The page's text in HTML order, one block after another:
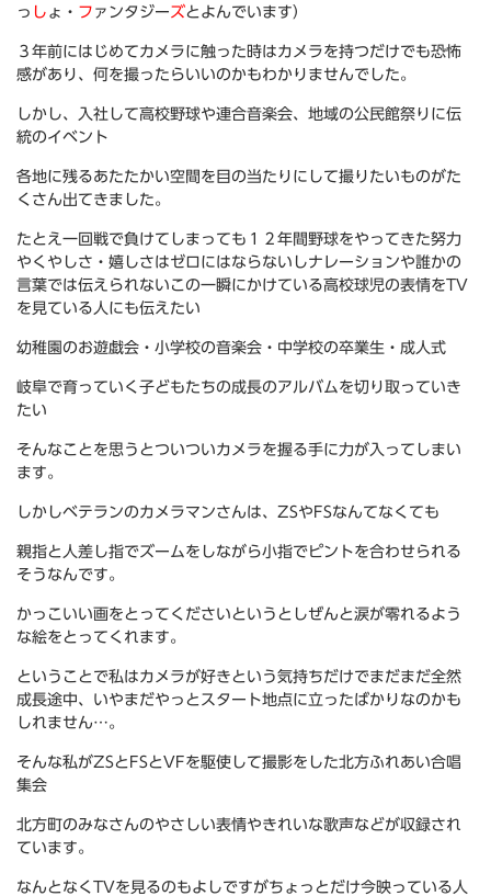
っ し ょ・ フ ァンタジーズとよんでいます）
３年前にはじめてカメラに触った時はカメラを持つだけでも恐怖
感があり、何を撮ったらいいのかもわかりませんでした。
しかし、入社して高校野球や連合音楽会、地域の公民館祭りに伝
統のイベント
各地に残るあたたかい空間を目の当たりにして撮りたいものがた
くさん出てきました。
たとえ一回戦で負けてしまっても１２年間野球をやってきた努力
やくやしさ・嬉しさはゼロにはならないしナレーションや誰かの
言葉では伝えられないこの一瞬にかけている高校球児の表情をTV
を見ている人にも伝えたい
幼稚園のお遊戯会・小学校の音楽会・中学校の卒業生・成人式
岐阜で育っていく子どもたちの成長のアルバムを切り取っていき
たい
そんなことを思うとついついカメラを握る手に力が入ってしまい
ます。
しかしベテランのカメラマンさんは、ZSやFSなんてなくても
親指と人差し指でズームをしながら小指でピントを合わせられる
そうなんです。
かっこいい画をとってくださいというとしぜんと涙が零れるよう
な絵をとってくれます。
ということで私はカメラが好きという気持ちだけでまだまだ全然
成長途中、いやまだやっとスタート地点に立ったばかりなのかも
しれません…。
そんな私がZSとFSとVFを駆使して撮影をした北方ふれあい合唱
集会
北方町のみなさんのやさしい表情やきれいな歌声などが収録され
ています。
なんとなくTVを見るのもよしですがちょっとだけ今映っている人